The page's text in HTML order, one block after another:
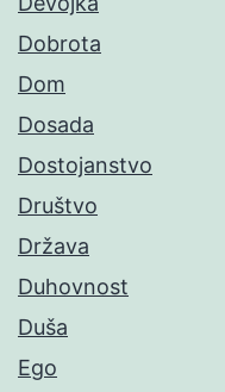
Dobrota
Dom
Dosada
Dostojanstvo
Društvo
Država
Duhovnost
Duša
Ego